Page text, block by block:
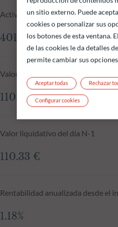
Activos gestionados del fondo a
401.65 M €
Valor liquidativo a 05.08.2026
110.32 €
Valor liquidativo del día N-1
110.33 €
Rentabilidad anualizada desde el
1.18%
un sitio externo. Puede
cookies o personalizar sus
los botones de esta ventana.
de las cookies le da detalles
permite cambiar sus
Rechazar
Aceptar todas
Configurar cookies